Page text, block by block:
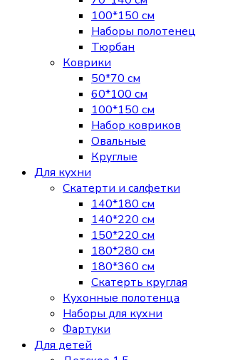
100*150 см
Наборы полотенец
Тюрбан
Коврики
50*70 см
60*100 см
100*150 см
Набор ковриков
Овальные
Круглые
Для кухни
Скатерти и салфетки
140*180 см
140*220 см
150*220 см
180*280 см
180*360 см
Скатерть круглая
Кухонные полотенца
Наборы для кухни
Фартуки
Для детей